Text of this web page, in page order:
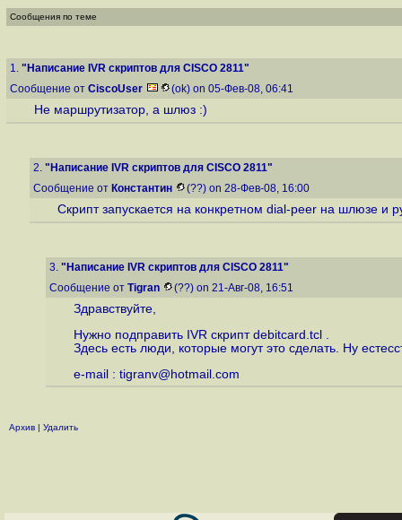
Сообщения по теме
1. "Написание IVR скриптов для CISCO 2811"
Сообщение от CiscoUser (ok) on 05-Фев-08, 06:41
Не маршрутизатор, а шлюз :)
2. "Написание IVR скриптов для CISCO 2811"
Сообщение от Константин (??) on 28-Фев-08, 16:00
Скрипт запускается на конкретном dial-peer на шлюзе и
3. "Написание IVR скриптов для CISCO 2811"
Сообщение от Tigran (??) on 21-Авг-08, 16:51
Здравствуйте,
Нужно подправить IVR скрипт debitcard.tcl .
Здесь есть люди, которые могут это сделать. Ну
e-mail : tigranv@hotmail.com
Архив | Удалить